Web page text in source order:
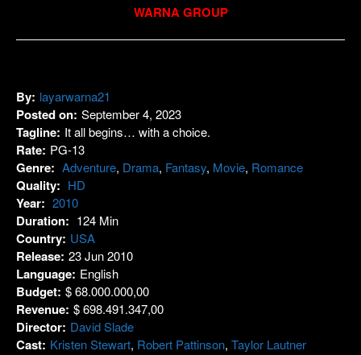
WARNA GROUP
By: layarwarna21
Posted on: September 4, 2023
Tagline: It all begins… with a choice.
Rate: PG-13
Genre: Adventure, Drama, Fantasy, Movie, Romance
Quality: HD
Year: 2010
Duration: 124 Min
Country: USA
Release: 23 Jun 2010
Language: English
Budget: $ 68.000.000,00
Revenue: $ 698.491.347,00
Director: David Slade
Cast: Kristen Stewart, Robert Pattinson, Taylor Lautner